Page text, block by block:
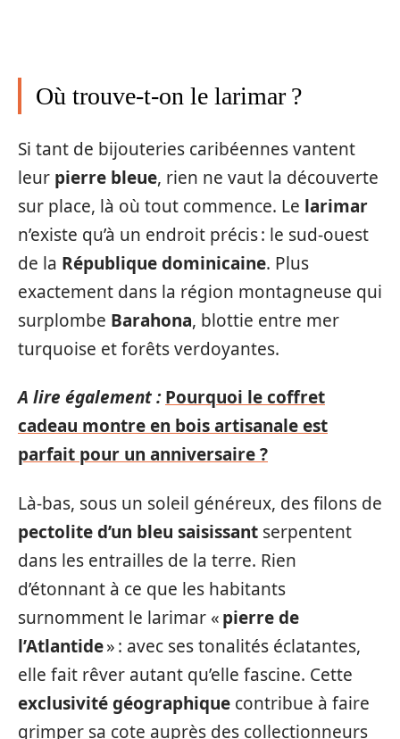
Où trouve-t-on le larimar ?
Si tant de bijouteries caribéennes vantent
leur pierre bleue, rien ne vaut la découverte
sur place, là où tout commence. Le larimar
n’existe qu’à un endroit précis : le sud-ouest
de la République dominicaine. Plus
exactement dans la région montagneuse qui
surplombe Barahona, blottie entre mer
turquoise et forêts verdoyantes.
A lire également : Pourquoi le coffret
cadeau montre en bois artisanale est
parfait pour un anniversaire ?
Là-bas, sous un soleil généreux, des filons de
pectolite d’un bleu saisissant serpentent
dans les entrailles de la terre. Rien
d’étonnant à ce que les habitants
surnomment le larimar «pierre de
l’Atlantide» : avec ses tonalités éclatantes,
elle fait rêver autant qu’elle fascine. Cette
exclusivité géographique contribue à faire
grimper sa cote auprès des collectionneurs